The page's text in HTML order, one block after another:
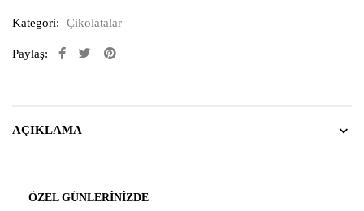
Kategori: Çikolatalar
Paylaş:
AÇIKLAMA
ÖZEL GÜNLERINIZDE